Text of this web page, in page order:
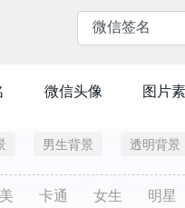
微信头像 图片
男生背景 透明背景
卡通 女生 明星